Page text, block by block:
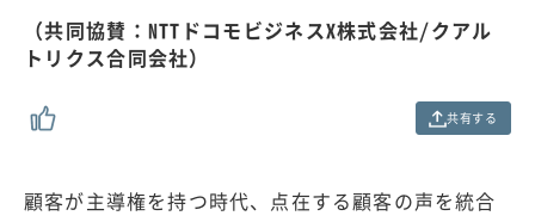
（共同協賛：NTTドコモビジネスX株式会社/クアル
トリクス合同会社）
共有する
顧客が主導権を持つ時代、点在する顧客の声を統合